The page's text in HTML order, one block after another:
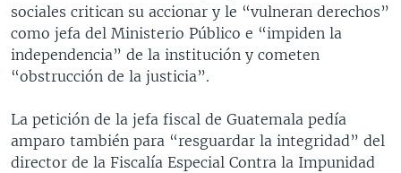
sociales critican su accionar y le “vulneran derechos”
como jefa del Ministerio Público e “impiden la
independencia” de la institución y cometen
“obstrucción de la justicia”.
La petición de la jefa fiscal de Guatemala pedía
amparo también para “resguardar la integridad” del
director de la Fiscalía Especial Contra la Impunidad